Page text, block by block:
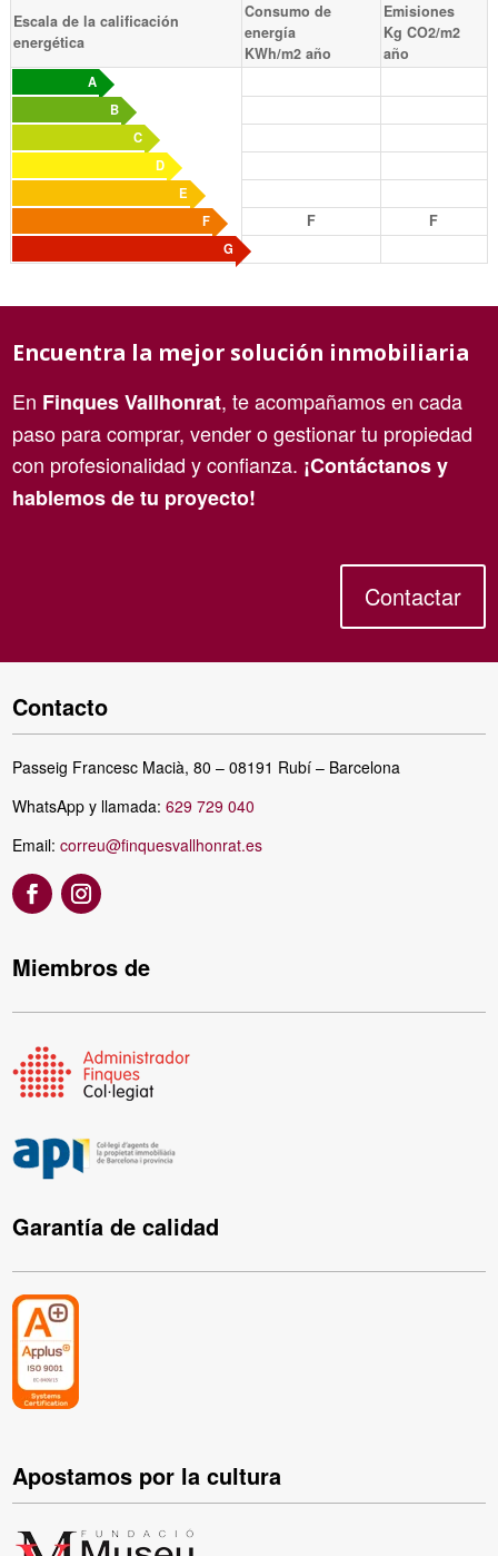
Escala de la calificación
energética
Consumo de
energía
KWh/m2 año
Emisiones
Kg CO2/m2
año
A
B
C
D
E
F
F F
G
Encuentra la mejor solución inmobiliaria
En Finques Vallhonrat, te acompañamos en cada
paso para comprar, vender o gestionar tu propiedad
con profesionalidad y confianza. ¡Contáctanos y
hablemos de tu proyecto!
Contactar
Contacto
Passeig Francesc Macià, 80 – 08191 Rubí – Barcelona
WhatsApp y llamada:629 729 040
Email:correu@finquesvallhonrat.es
Miembros de
Garantía de calidad
Apostamos por la cultura